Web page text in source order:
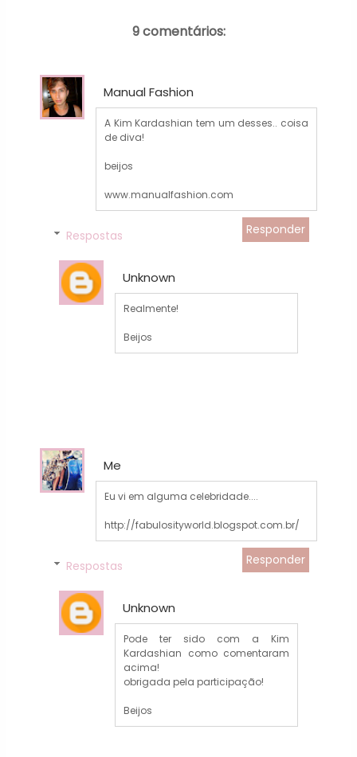
9 comentários:
Manual Fashion
A Kim Kardashian tem um desses.. coisa
de diva!
beijos
www.manualfashion.com
Responder
Respostas
Unknown
Realmente!
Beijos
Me
Eu vi em alguma celebridade....
http://fabulosityworld.blogspot.com.br/
Responder
Respostas
Unknown
Pode ter sido com a Kim
Kardashian como comentaram
acima!
obrigada pela participação!
Beijos